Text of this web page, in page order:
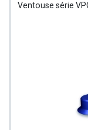
Ventouse série